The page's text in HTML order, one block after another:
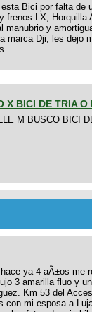
esta Bici por falta de
frenos LX, Horquilla
manubrio y
marca Dji, les dejo
X BICI DE TRIA O
M BUSCO BICI
hace ya 4 aÃ±os me
3 amarilla fluo y
Km 53 del
con mi esposa a